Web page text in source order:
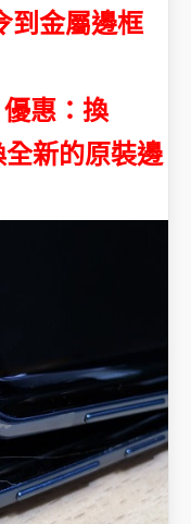
到金屬邊框
惠： 換
新的原裝邊